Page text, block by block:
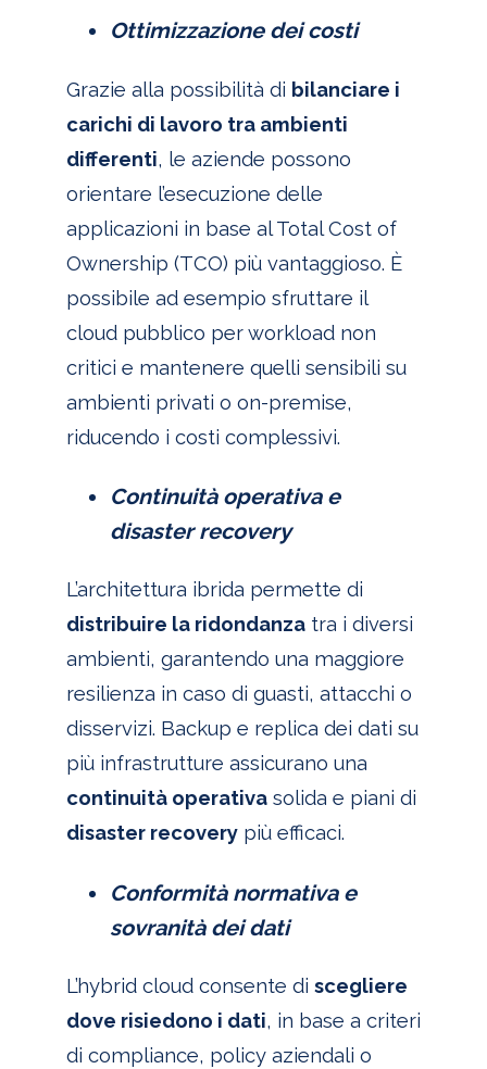
Ottimizzazione dei costi
Grazie alla possibilità di bilanciare i
carichi di lavoro tra ambienti
differenti, le aziende possono
orientare l’esecuzione delle
applicazioni in base al Total Cost of
Ownership (TCO) più vantaggioso. È
possibile ad esempio sfruttare il
cloud pubblico per workload non
critici e mantenere quelli sensibili su
ambienti privati o on-premise,
riducendo i costi complessivi.
Continuità operativa e
disaster recovery
L’architettura ibrida permette di
distribuire la ridondanzatra i diversi
ambienti, garantendo una maggiore
resilienza in caso di guasti, attacchi o
disservizi. Backup e replica dei dati su
più infrastrutture assicurano una
continuità operativasolida e piani di
disaster recoverypiù efficaci.
Conformità normativa e
sovranità dei dati
L’hybrid cloud consente di scegliere
dove risiedono i dati, in base a criteri
di compliance, policy aziendali o